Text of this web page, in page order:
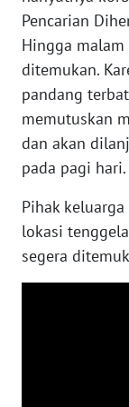
Pencarian
Hingga
ditemukan.
pandang
memutuskan
dan akan
pada pagi hari.
Pihak
lokasi
segera
KALTARA
WN
KALSEL
WN
WN
SULSEL